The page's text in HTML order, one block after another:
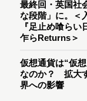
最終回・英国社
な段階」に。＜
『足止め喰らい
乍らReturns＞
仮想通貨は“仮
なのか？ 拡大
界への影響